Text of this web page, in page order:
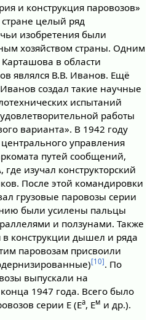
и конструкция паровозов»
целый ряд
изобретения были
хозяйством страны. Одним
в области
являлся В.В. Иванов. Ещё
создал такие научные
испытаний
работы
варианта». В 1942 году
управления
путей сообщений,
изучал конструкторский
После этой командировки
грузовые паровозы серии
были усилены пальцы
и ползунами. Также
конструкции дышел и ряда
паровозам присвоили
[10]. По
выпускали на
1947 года. Всего было
серии Е (Еа, Ем и др.).